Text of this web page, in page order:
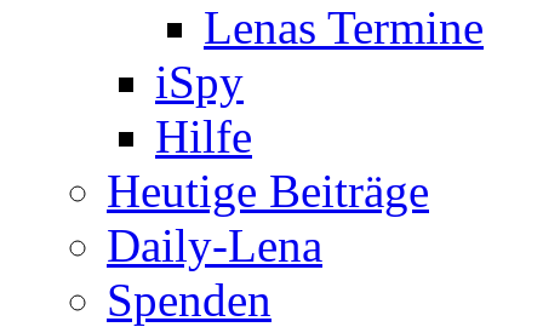
Lenas Termine
iSpy
Hilfe
Heutige Beiträge
Daily-Lena
Spenden